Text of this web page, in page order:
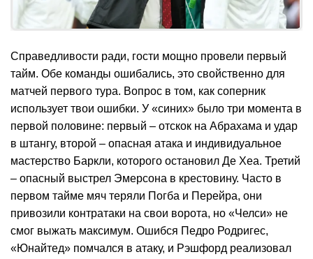
Справедливости ради, гости мощно провели первый
тайм. Обе команды ошибались, это свойственно для
матчей первого тура. Вопрос в том, как соперник
использует твои ошибки. У «синих» было три момента в
первой половине: первый – отскок на Абрахама и удар
в штангу, второй – опасная атака и индивидуальное
мастерство Баркли, которого остановил Де Хеа. Третий
– опасный выстрел Эмерсона в крестовину. Часто в
первом тайме мяч теряли Погба и Перейра, они
привозили контратаки на свои ворота, но «Челси» не
смог выжать максимум. Ошибся Педро Родригес,
«Юнайтед» помчался в атаку, и Рэшфорд реализовал